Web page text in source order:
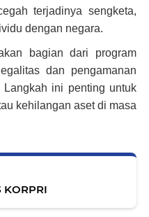
terjadinya sengketa,
dengan negara.
bagian dari program
dan pengamanan
ini penting untuk
kehilangan aset di masa